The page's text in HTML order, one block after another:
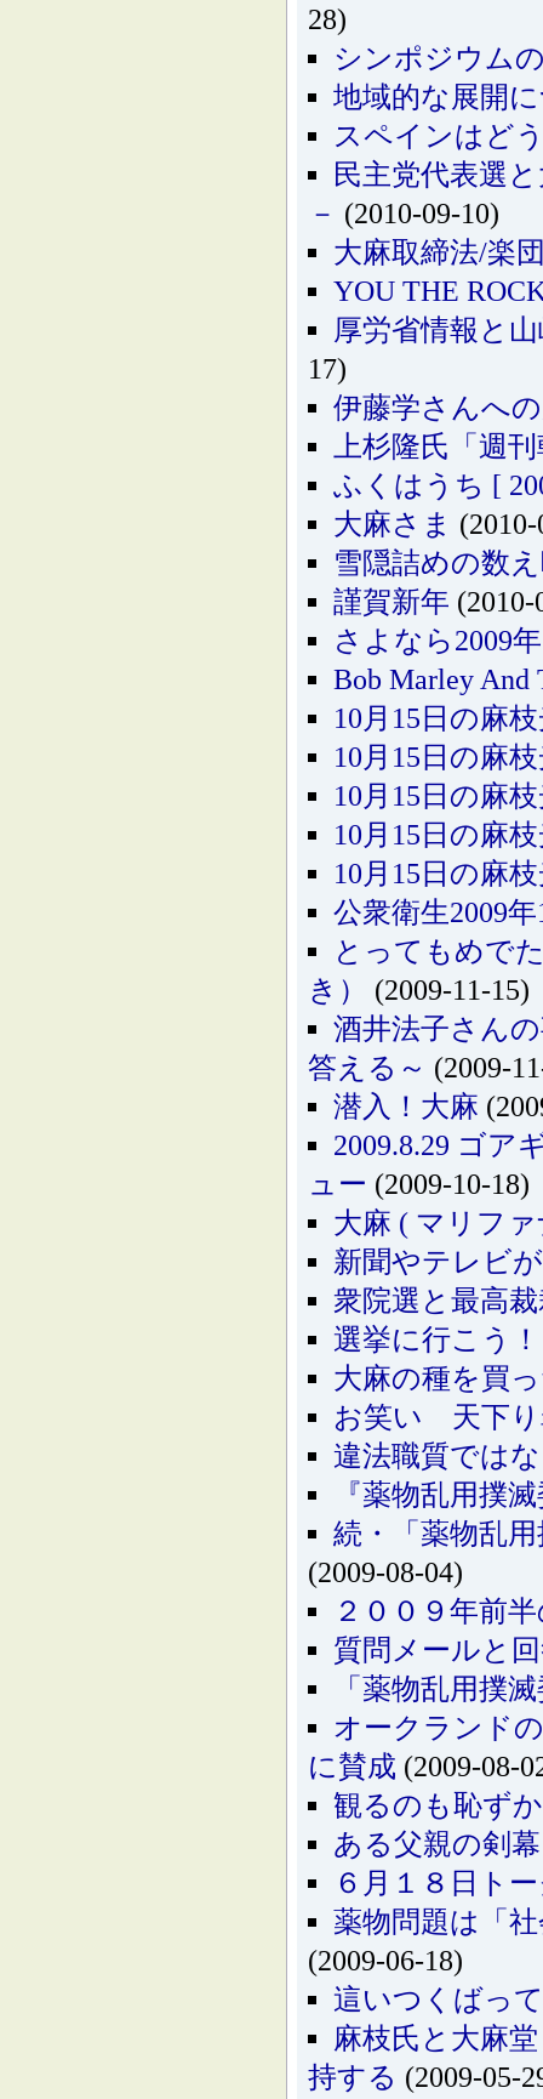
28)
シンポジウム
地域的な展開
スペインはど
民主党代表選
－ (2010-09-10)
大麻取締法/楽
YOU THE
厚労省情報と
17)
伊藤学さんへ
上杉隆氏「週
ふくはうち [
大麻さま
雪隠詰めの数
謹賀新年 (2010-
さよなら2009
Bob Marley And
10月15日の麻
10月15日の麻
10月15日の麻
10月15日の麻
10月15日の麻
公衆衛生2009
とってもめで
き）
(2009-11-15)
酒井法子さん
答える～ (2009-
潜入！大麻
2009.8.29 ゴア
ュー (2009-10-18)
大麻 ( マリフ
新聞やテレビ
衆院選と最高
選挙に行こう
大麻の種を買
お笑い 天下り
違法職質では
『薬物乱用撲
続・「薬物乱
(2009-08-04)
２００９年前
質問メールと
「薬物乱用撲
オークランド
に賛成 (2009-08-
観るのも恥ず
ある父親の剣幕
６月１８日ト
薬物問題は「
(2009-06-18)
這いつくばっ
麻枝氏と大麻
持する (2009-05-